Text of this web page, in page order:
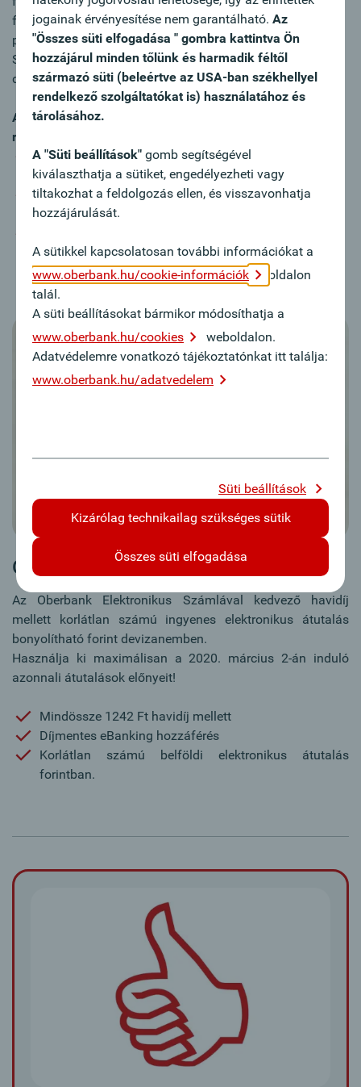
forint átutalások, nemzetközi forint és deviza utalások,
pénztári ki és befizetések. Az Oberbank Lakossági Fizetési
Számlához Bankkártya is igényelhető HUF illetve EUR
devizanemben.
A modern fizetési forgalom eszközei állnak az Ön
rendelkezésére:
alacsony tranzakciós díjú belföldi, illetve nemzetközi
forint és deviza átutalások, pénztári ki- és befizetések,
állandó átutalások lehetősége a rendszeres, fix
összegű fizetési kötelezettségek teljesítésére,
a rendszeres megtakarítások megkönnyítésére.
Oberbank Elektronikus Számla
Az Oberbank Elektronikus Számlával kedvező havidíj
mellett korlátlan számú ingyenes elektronikus átutalás
bonyolítható forint devizanemben.
Használja ki maximálisan a 2020. március 2-án induló
azonnali átutalások előnyeit!
Mindössze 1242 Ft havidíj mellett
Díjmentes eBanking hozzáférés
Korlátlan számú belföldi elektronikus átutalás
forintban.
jogainak érvényesítése nem garantálható. Az
"Összes süti elfogadása " gombra kattintva Ön
hozzájárul minden tőlünk és harmadik féltől
származó süti (beleértve az USA-ban székhellyel
rendelkező szolgáltatókat is) használatához és
tárolásához.
A "Süti beállítások" gomb segítségével
kiválaszthatja a sütiket, engedélyezheti vagy
tiltakozhat a feldolgozás ellen, és visszavonhatja
hozzájárulását.
A sütikkel kapcsolatosan további információkat a
www.oberbank.hu/cookie-információk
oldalon
talál.
A süti beállításokat bármikor módosíthatja a
www.oberbank.hu/cookies
weboldalon.
Adatvédelemre vonatkozó tájékoztatónkat itt találja:
www.oberbank.hu/adatvedelem
Süti beállítások
Kizárólag technikailag szükséges sütik
Összes süti elfogadása